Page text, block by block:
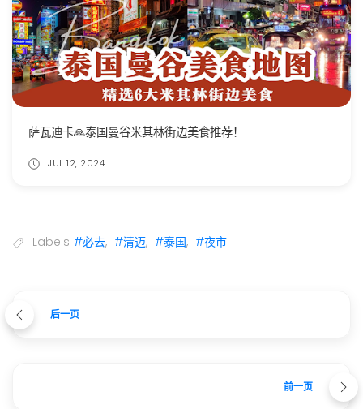
萨瓦迪卡🙏泰国曼谷米其林街边美食推荐！
JUL 12, 2024
Labels #必去, #清迈, #泰国, #夜市
后一页
前一页